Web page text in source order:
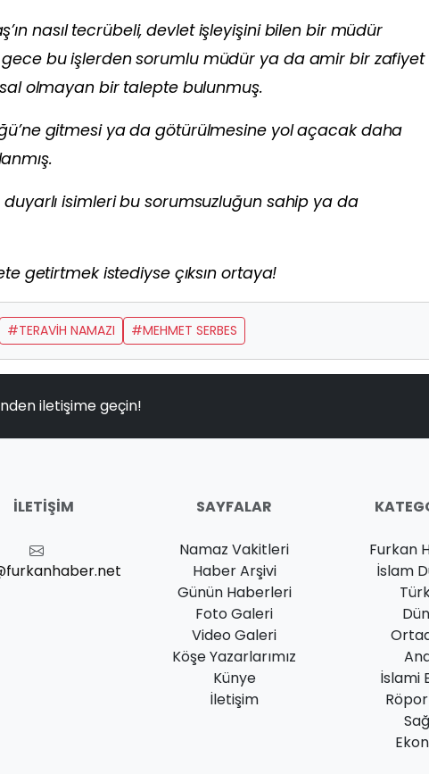
nasıl tecrübeli, devlet işleyişini bilen bir müdür
bu işlerden sorumlu müdür ya da amir bir zafiyet
olmayan bir talepte bulunmuş.
gitmesi ya da götürülmesine yol açacak daha
duyarlı isimleri bu sorumsuzluğun sahip ya da
getirtmek istediyse çıksın ortaya!
#TERAVİH NAMAZI #MEHMET SERBES
iletişime geçin!
İLETIŞIM SAYFALAR
Namaz Vakitleri
Haber Arşivi
Günün Haberleri
Foto Galeri
Video Galeri
Köşe Yazarlarımız
Künye
İletişim
Furkan
İslam
İslami